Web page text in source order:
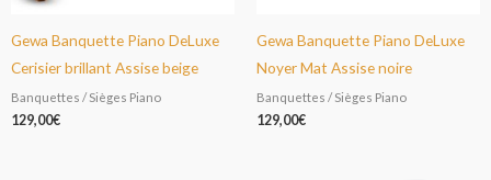
Gewa Banquette Piano DeLuxe
Cerisier brillant Assise beige
Banquettes / Sièges Piano
129,00€
Gewa Banquette Piano DeLuxe
Noyer Mat Assise noire
Banquettes / Sièges Piano
129,00€